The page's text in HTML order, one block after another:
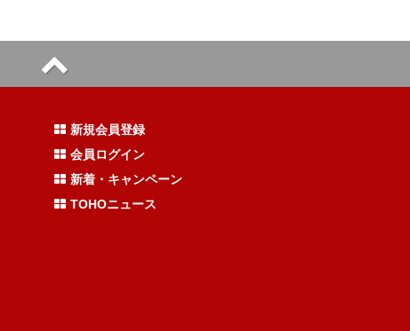
新規会員登録
会員ログイン
新着・キャンペーン
TOHOニュース